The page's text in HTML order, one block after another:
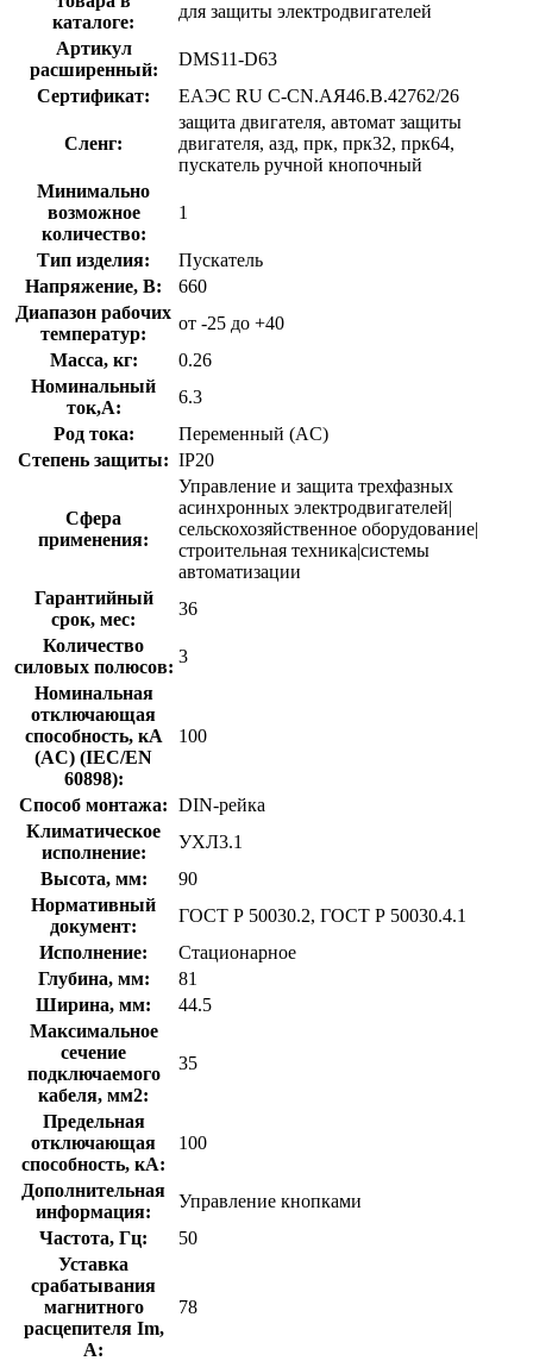
каталоге:
для защиты электродвигателей
Артикул
расширенный:
DMS11-D63
Сертификат:
ЕАЭС RU С-CN.АЯ46.В.42762/26
Сленг:
защита двигателя, автомат защиты
двигателя, азд, прк, прк32, прк64,
пускатель ручной кнопочный
Минимально
возможное
количество:
1
Тип изделия:
Пускатель
Напряжение, В:
660
Диапазон рабочих
температур:
от -25 до +40
Масса, кг:
0.26
Номинальный
ток,А:
6.3
Род тока:
Переменный (AC)
Степень защиты: IP20
Сфера
применения:
Управление и защита трехфазных
асинхронных электродвигателей|
сельскохозяйственное оборудование|
строительная техника|системы
автоматизации
Гарантийный
срок, мес:
36
Количество
силовых полюсов:
3
Номинальная
отключающая
способность, кA
(AC) (IEC/EN
60898):
100
Способ монтажа: DIN-рейка
Климатическое
исполнение:
УХЛ3.1
Высота, мм:
90
Нормативный
документ:
ГОСТ Р 50030.2, ГОСТ Р 50030.4.1
Исполнение:
Стационарное
Глубина, мм:
81
Ширина, мм:
44.5
Максимальное
сечение
подключаемого
кабеля, мм2:
35
Предельная
отключающая
способность, кA:
100
Дополнительная
информация:
Управление кнопками
Частота, Гц:
50
Уставка
срабатывания
магнитного
расцепителя Im,
А:
78